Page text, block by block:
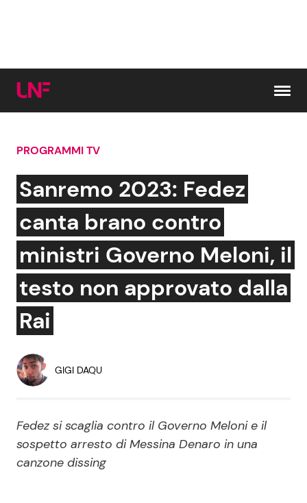
Cerca:
News e Cronaca
Attualità Italiana
Dal Mondo
Economia
Persone Scomparse
Gossip e TV
Bellezze VIP
Coppie VIP
Soap Opera
PROGRAMMI TV
Sanremo 2023: Fedez
canta brano contro
ministri Governo Meloni, il
testo non approvato dalla
Rai
GIGI DAQU
Fedez si scaglia contro il Governo Meloni e il
sospetto arresto di Messina Denaro in una
canzone dissing